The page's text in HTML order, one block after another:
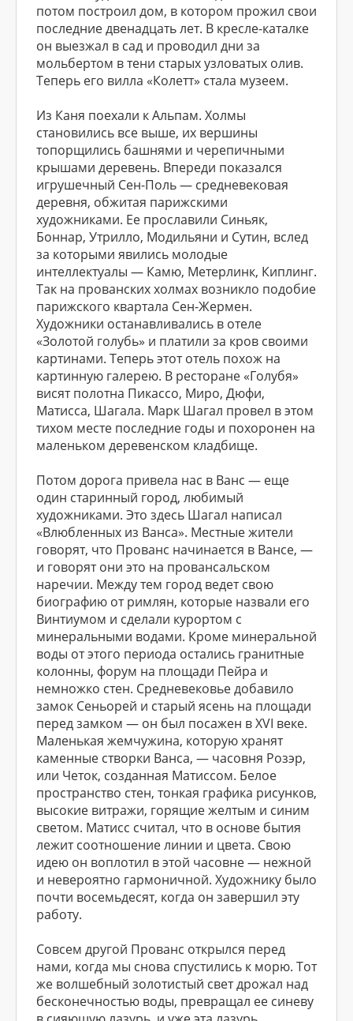
потом построил дом, в котором прожил свои
последние двенадцать лет. В кресле-каталке
он выезжал в сад и проводил дни за
мольбертом в тени старых узловатых олив.
Теперь его вилла «Колетт» стала музеем.
Из Каня поехали к Альпам. Холмы
становились все выше, их вершины
топорщились башнями и черепичными
крышами деревень. Впереди показался
игрушечный Сен-Поль — средневековая
деревня, обжитая парижскими
художниками. Ее прославили Синьяк,
Боннар, Утрилло, Модильяни и Сутин, вслед
за которыми явились молодые
интеллектуалы — Камю, Метерлинк, Киплинг.
Так на прованских холмах возникло подобие
парижского квартала Сен-Жермен.
Художники останавливались в отеле
«Золотой голубь» и платили за кров своими
картинами. Теперь этот отель похож на
картинную галерею. В ресторане «Голубя»
висят полотна Пикассо, Миро, Дюфи,
Матисса, Шагала. Марк Шагал провел в этом
тихом месте последние годы и похоронен на
маленьком деревенском кладбище.
Потом дорога привела нас в Ванс — еще
один старинный город, любимый
художниками. Это здесь Шагал написал
«Влюбленных из Ванса». Местные жители
говорят, что Прованс начинается в Вансе, —
и говорят они это на провансальском
наречии. Между тем город ведет свою
биографию от римлян, которые назвали его
Винтиумом и сделали курортом с
минеральными водами. Кроме минеральной
воды от этого периода остались гранитные
колонны, форум на площади Пейра и
немножко стен. Средневековье добавило
замок Сеньорей и старый ясень на площади
перед замком — он был посажен в ХVI веке.
Маленькая жемчужина, которую хранят
каменные створки Ванса, — часовня Розэр,
или Четок, созданная Матиссом. Белое
пространство стен, тонкая графика рисунков,
высокие витражи, горящие желтым и синим
светом. Матисс считал, что в основе бытия
лежит соотношение линии и цвета. Свою
идею он воплотил в этой часовне — нежной
и невероятно гармоничной. Художнику было
почти восемьдесят, когда он завершил эту
работу.
Совсем другой Прованс открылся перед
нами, когда мы снова спустились к морю. Тот
же волшебный золотистый свет дрожал над
бесконечностью воды, превращал ее синеву